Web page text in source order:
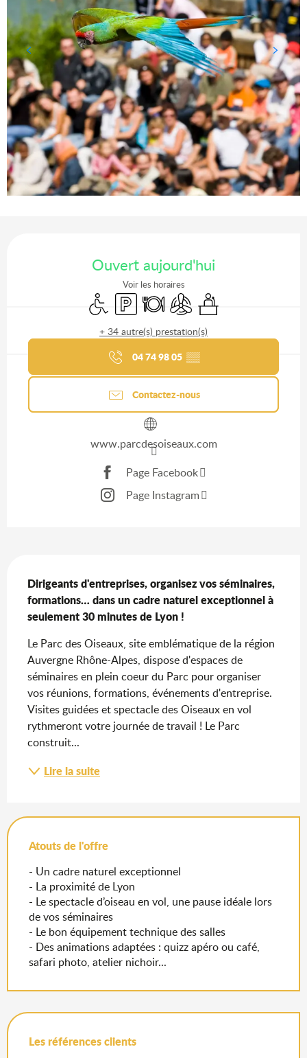
Ouvert aujourd'hui
Voir les horaires
Accès handicapés
ParkingRestaurantAir conditionné
Séminaires
+ 34 autre(s) prestation(s)
Gagnez du temps : découvrez
les services Ain Séminaires &
Congrès
04 74 98 05 ▒▒
Contactez-nous
www.parcdesoiseaux.com
Page Facebook
Page Instagram
Dirigeants d'entreprises, organisez vos séminaires,
formations… dans un cadre naturel exceptionnel à
seulement 30 minutes de Lyon !
Le Parc des Oiseaux, site emblématique de la région
Auvergne Rhône-Alpes, dispose d'espaces de
séminaires en plein coeur du Parc pour organiser
vos réunions, formations, événements d'entreprise.
Visites guidées et spectacle des Oiseaux en vol
rythmeront votre journée de travail ! Le Parc
construit...
Lire la suite
Atouts de l'offre
- Un cadre naturel exceptionnel
- La proximité de Lyon
- Le spectacle d’oiseau en vol, une pause idéale lors
de vos séminaires
- Le bon équipement technique des salles
- Des animations adaptées : quizz apéro ou café,
safari photo, atelier nichoir...
Les références clients